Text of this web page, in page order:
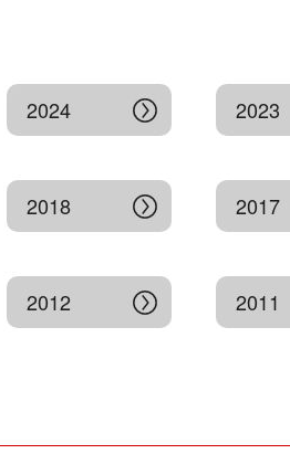
2024 2023
2018 2017
2012 2011